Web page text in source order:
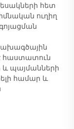
հետ
ուղիղ
հաստատուն
և պայմանների
համար և